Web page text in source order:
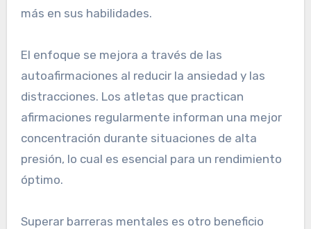
más en sus habilidades.
El enfoque se mejora a través de las
autoafirmaciones al reducir la ansiedad y las
distracciones. Los atletas que practican
afirmaciones regularmente informan una mejor
concentración durante situaciones de alta
presión, lo cual es esencial para un rendimiento
óptimo.
Superar barreras mentales es otro beneficio